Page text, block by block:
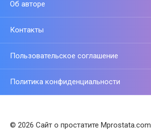
Об авторе
Контакты
Пользовательское соглашение
Политика конфиденциальности
© 2026 Сайт о простатите Mprostata.com